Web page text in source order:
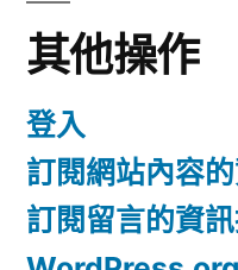
其他操作
登入
訂閱網站內容
訂閱留言的資